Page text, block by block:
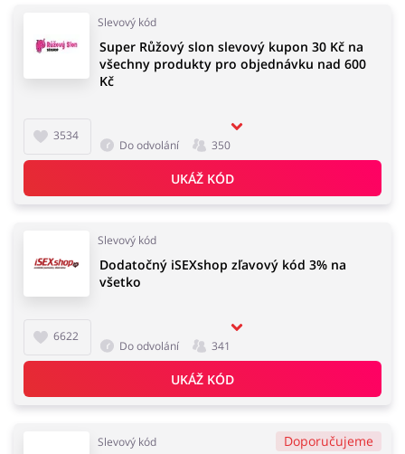
Slevový kód
3534
Super Růžový slon slevový kupon 30 Kč na
všechny produkty pro objednávku nad 600
Kč
Do odvolání 350
UKÁŽ KÓD
Slevový kód
6622
Dodatočný iSEXshop zľavový kód 3% na
všetko
Do odvolání 341
UKÁŽ KÓD
Slevový kód Doporučujeme